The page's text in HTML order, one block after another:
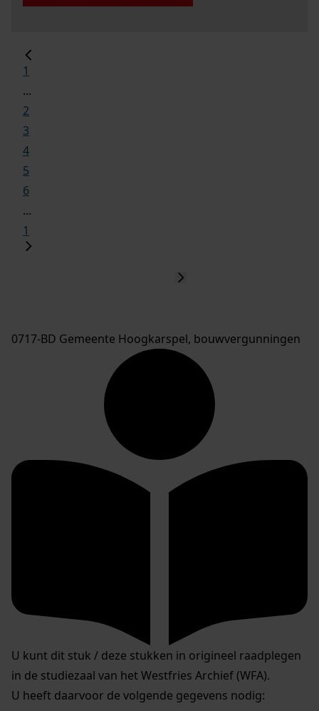
1
...
2
3
4
5
6
...
1
0717-BD Gemeente Hoogkarspel, bouwvergunningen
U kunt dit stuk / deze stukken in origineel raadplegen
in de studiezaal van het Westfries Archief (WFA).
U heeft daarvoor de volgende gegevens nodig: